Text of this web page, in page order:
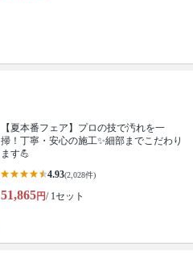
【夏本番フェア】プロの技で汚れを一
掃！丁寧・安心の施工✨細部までこだわり
ます💪
4.93(2,028件)
51,865円/ 1セット